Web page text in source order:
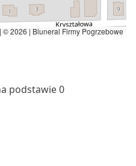
| © 2026 | Bluneral Firmy Pogrzebowe
podstawie 0